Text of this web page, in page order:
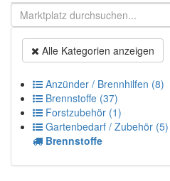
Alle Kategorien anzeigen
Anzünder / Brennhilfen (8)
Brennstoffe (37)
Forstzubehör (1)
Gartenbedarf / Zubehör (5)
Brennstoffe